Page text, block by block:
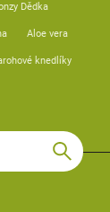
Dědka
Aloe vera
knedlíky